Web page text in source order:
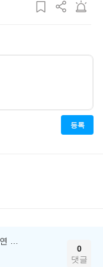
등록
0
댓글